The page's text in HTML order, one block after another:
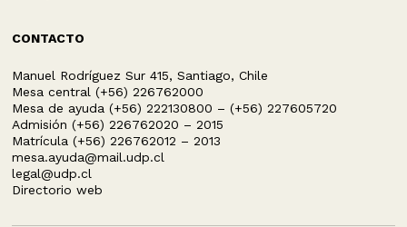
CONTACTO
Manuel Rodríguez Sur 415, Santiago, Chile
Mesa central (+56) 226762000
Mesa de ayuda (+56) 222130800 – (+56) 227605720
Admisión (+56) 226762020 – 2015
Matrícula (+56) 226762012 – 2013
mesa.ayuda@mail.udp.cl
legal@udp.cl
Directorio web